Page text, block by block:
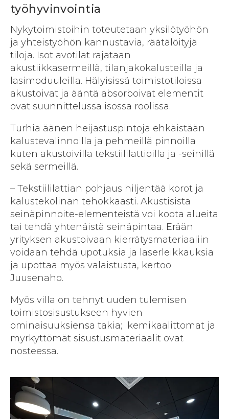
työhyvinvointia
Nykytoimistoihin toteutetaan yksilötyöhön
ja yhteistyöhön kannustavia, räätälöityjä
tiloja. Isot avotilat rajataan
akustiikkasermeillä, tilanjako­kalusteilla ja
lasimoduuleilla. Hälyisissä toimistotiloissa
akustoivat ja ääntä absorboivat elementit
ovat suunnittelussa isossa roolissa.
Turhia äänen heijastuspintoja ehkäistään
kalustevalinnoilla ja pehmeillä pinnoilla
kuten akustoivilla tekstiililattioilla ja -seinillä
sekä sermeillä.
– Tekstiililattian pohjaus hiljentää korot ja
kalustekolinan tehokkaasti. Akustisista
seinäpinnoite-elementeistä voi koota alueita
tai tehdä yhtenäistä seinäpintaa. Erään
yrityksen akustoivaan kierrätys­materiaaliin
voidaan tehdä upotuksia ja laserleikkauksia
ja upottaa myös valaistusta, kertoo
Juusenaho.
Myös villa on tehnyt uuden tulemisen
toimistosisustukseen hyvien
ominaisuuksiensa takia; kemikaalittomat ja
myrkyttömät sisustusmateriaalit ovat
nosteessa.